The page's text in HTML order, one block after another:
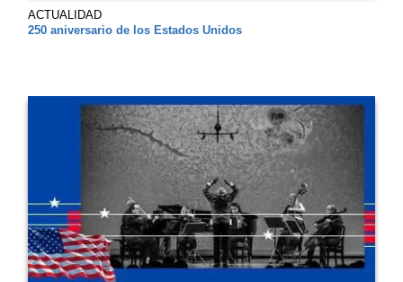
ACTUALIDAD
250 aniversario de los Estados Unidos